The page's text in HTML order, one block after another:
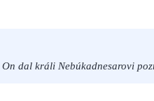
dal králi Nebúkadnesarovi